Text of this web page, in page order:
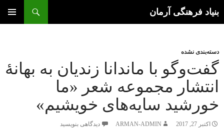
بنیاد فرهنگی آرمان
دسته‌بندی نشده
گفت‌وگو با ماندانا زندیان به بهانۀ
انتشار مجموعه شعر «ما
خورشید سایه‌های خویشیم»
اکتبر 27, 2017 ARMAN-ADMIN دیدگاهی بنویسید